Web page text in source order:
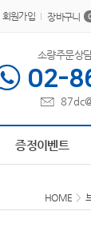
회원가입 장바구니
8 담요 9
소량주문상
02-
증정이벤트
HOME >